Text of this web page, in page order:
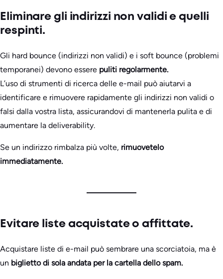
Eliminare gli indirizzi non validi e quelli
respinti.
Gli hard bounce (indirizzi non validi) e i soft bounce (problemi
temporanei) devono essere puliti regolarmente.
L’uso di strumenti di ricerca delle e-mail può aiutarvi a
identificare e rimuovere rapidamente gli indirizzi non validi o
falsi dalla vostra lista, assicurandovi di mantenerla pulita e di
aumentare la deliverability.
Se un indirizzo rimbalza più volte, rimuovetelo
immediatamente.
Evitare liste acquistate o affittate.
Acquistare liste di e-mail può sembrare una scorciatoia, ma è
un biglietto di sola andata per la cartella dello spam.